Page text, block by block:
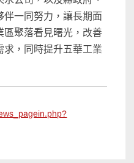
伴一同努力，讓長期面
區聚落看見曙光，改善
求，同時提升五華工業